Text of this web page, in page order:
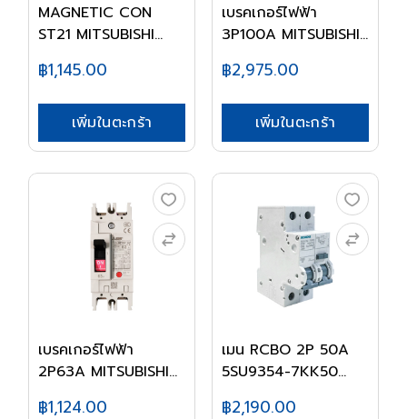
MAGNETIC CON
ST21 MITSUBISHI
฿1,145.00
เพิ่มในตะกร้า
เบรคเกอร์ไฟฟ้า
3P100A MITSUBISHI
฿2,975.00
เพิ่มในตะกร้า
เบรคเกอร์ไฟฟ้า
2P63A MITSUBISHI
฿1,124.00
เมน RCBO 2P 50A
5SU9354-7KK50
฿2,190.00